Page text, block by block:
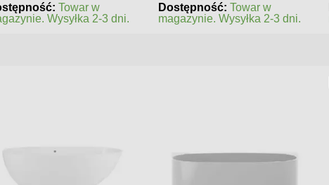
Towar w
Wysyłka 2-3 dni.
Dostępność: Towar w
magazynie. Wysyłka 2-3 dni.